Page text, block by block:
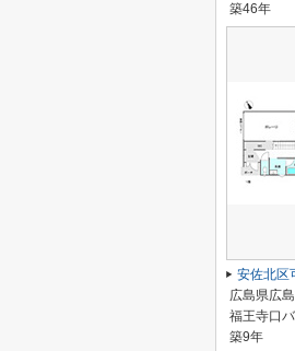
築46年
安佐北区
広島県広
福王寺口
築9年